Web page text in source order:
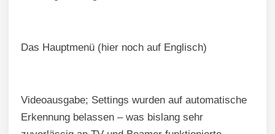
Das Hauptmenü (hier noch auf Englisch)
Videoausgabe; Settings wurden auf automatische
Erkennung belassen – was bislang sehr